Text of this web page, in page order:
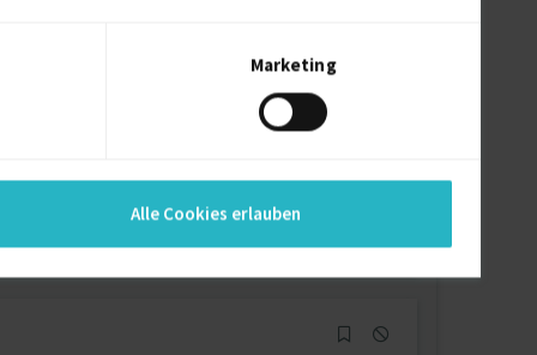
Marketing
Alle Cookies erlauben
Referenzen
auf Anfrage
D-63741 Aschaffenburg